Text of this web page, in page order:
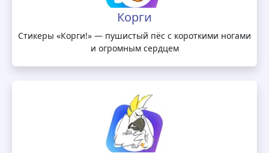
Корги
Стикеры «Корги!» — пушистый пёс с короткими ногами
и огромным сердцем